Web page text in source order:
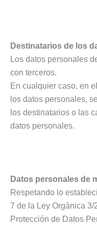
Destinatarios de los
Los datos personales
con terceros.
En cualquier caso, en
los datos personales,
los destinatarios o las
datos personales.
Datos personales de
Respetando lo
7 de la Ley Orgánica
Protección de Datos